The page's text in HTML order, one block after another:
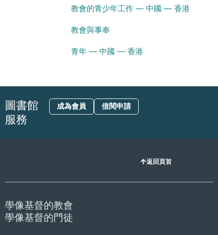
教會的青少年工作 — 中國 — 香港
教會與事奉
青年 — 中國 — 香港
圖書館
服務
成為會員 借閱申請
返回頁首
學像基督的教會
學像基督的門徒